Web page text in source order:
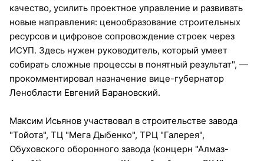
качество, усилить проектное управление и развивать
новые направления: ценообразование строительных
ресурсов и цифровое сопровождение строек через
ИСУП. Здесь нужен руководитель, который умеет
собирать сложные процессы в понятный результат", —
прокомментировал назначение вице-губернатор
Ленобласти Евгений Барановский.
Максим Исьянов участвовал в строительстве завода
"Тойота", ТЦ "Мега Дыбенко", ТРЦ "Галерея",
Обуховского оборонного завода (концерн "Алмаз-